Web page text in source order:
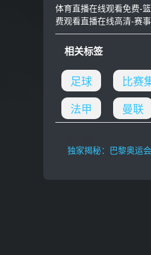
体育直播在线观看免费-
费观看直播在线高清-赛
相关标签
足球 比赛
法甲 曼联
独家揭秘：巴黎奥运